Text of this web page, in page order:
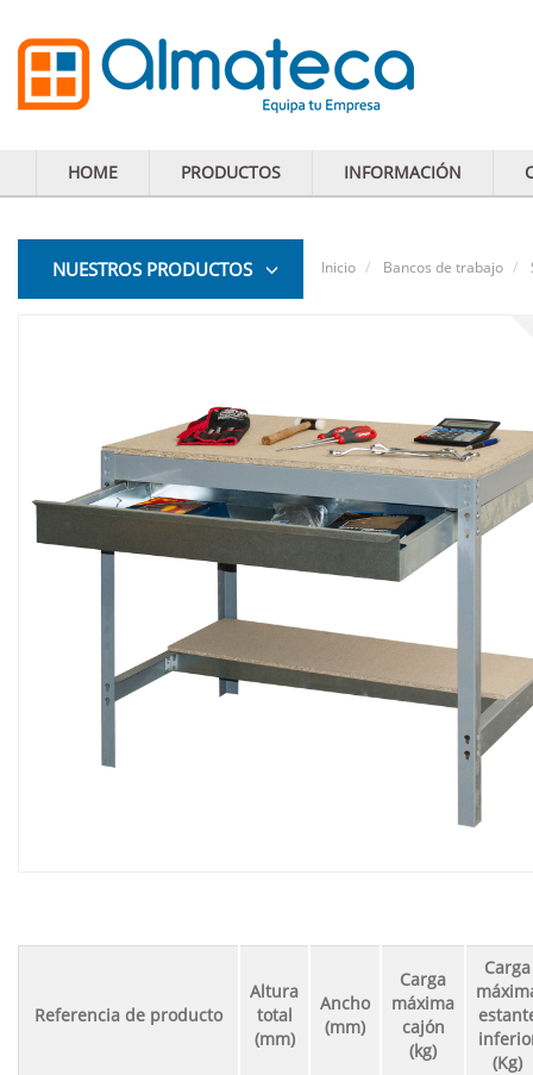
HOME PRODUCTOS INFORMACIÓN
NUESTROS PRODUCTOS Inicio Bancos de trabajo
Referencia de producto
Altura
total
(mm)
Ancho
(mm)
Carga
máxima
cajón
(kg)
Carga
(Kg)